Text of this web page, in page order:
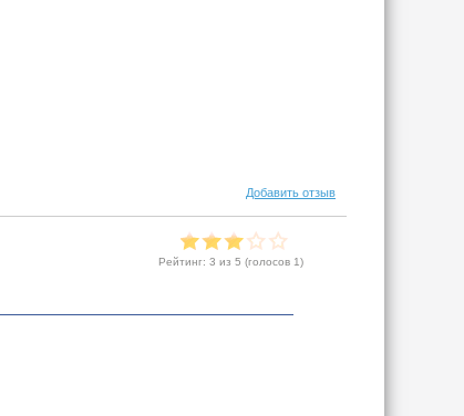
Добавить отзыв
Рейтинг: 3 из 5 (голосов 1)